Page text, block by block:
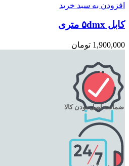
افزودن به سبد خرید
کابل ۵dmx متری
1,900,000 تومان
ضمانت اصل بودن کالا